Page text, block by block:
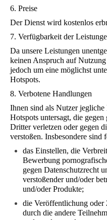
6. Preise
Der Dienst wird kostenlos
7. Verfügbarkeit der
Da unsere Leistungen
keinen Anspruch auf
jedoch um eine möglichst
Hotspots.
8. Verbotene Handlungen
Ihnen sind als Nutzer
Hotspots untersagt, die
Dritter verletzen oder gegen
verstoßen. Insbesondere sind
das Einstellen, die
Bewerbung
gegen Datenschutzrecht
verstoßender und/oder
und/oder Produkte;
die Veröffentlichung oder
durch die andere